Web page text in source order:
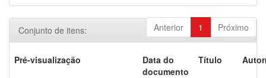
Anterior 1 Próximo
Conjunto de itens:
Pré-visualização
Data do
documento
Título